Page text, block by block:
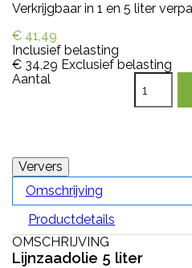
Verkrijgbaar in 1 en 5 liter
€ 41,49
Inclusief belasting
€ 34,29 Exclusief belasting
Aantal
Omschrijving
Productdetails
OMSCHRIJVING
Lijnzaadolie 5 liter